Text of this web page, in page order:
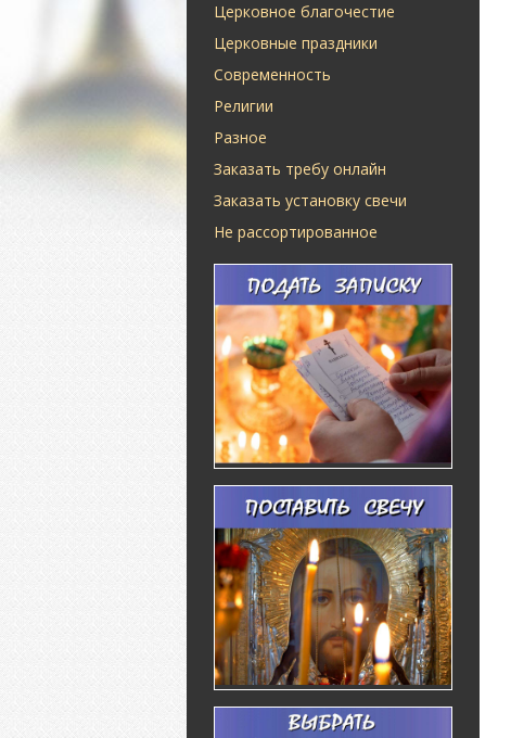
Церковное благочестие
Церковные праздники
Современность
Религии
Разное
Заказать требу онлайн
Заказать установку свечи
Не рассортированное